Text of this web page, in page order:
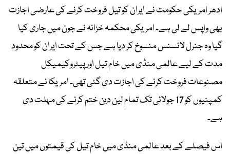
ادھر امریکی حکومت نے ایران کو تیل فروخت کرنے کی عارضی اجازت
بھی واپس لے لی ہے۔ امریکی محکمہ خزانہ نے جون میں جاری کیا
گیا وہ جنرل لائسنس منسوخ کر دیا ہے جس کے تحت ایران کو محدود
مدت کے لیے عالمی منڈی میں خام تیل اور پیٹروکیمیکل
مصنوعات فروخت کرنے کی اجازت دی گئی تھی۔ امریکا نے متعلقہ
کمپنیوں کو 17 جولائی تک تمام لین دین ختم کرنے کی مہلت دی
ہے۔
اس فیصلے کے بعد عالمی منڈی میں خام تیل کی قیمتوں میں تین